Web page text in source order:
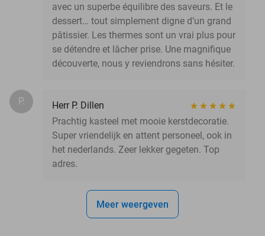
avec un superbe équilibre des saveurs. Et le
dessert… tout simplement digne d’un grand
pâtissier. Les thermes sont un vrai plus pour
se détendre et lâcher prise. Une magnifique
découverte, nous y reviendrons sans hésiter.
P.
Herr P. Dillen
Prachtig kasteel met mooie kerstdecoratie.
Super vriendelijk en attent personeel, ook in
het nederlands. Zeer lekker gegeten. Top
adres.
Meer weergeven